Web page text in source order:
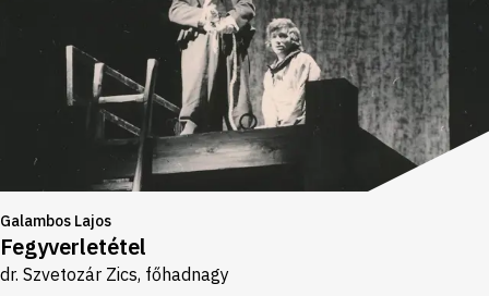
Galambos Lajos
Fegyverletétel
dr. Szvetozár Zics, főhadnagy